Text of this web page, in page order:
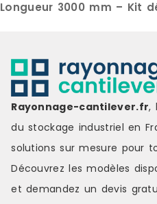
Longueur 3000 mm – Kit
Rayonnage-cantilever.fr,
du stockage industriel en
solutions sur mesure pour
Découvrez les modèles
et demandez un devis